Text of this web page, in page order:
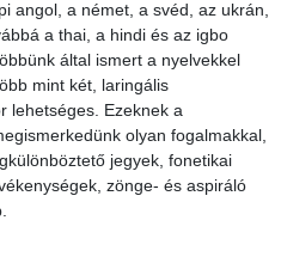
angol, a német, a svéd, az ukrán,
a thai, a hindi és az igbo
által ismert a nyelvekkel
mint két, laringális
lehetséges. Ezeknek a
olyan fogalmakkal,
jegyek, fonetikai
zönge- és aspiráló